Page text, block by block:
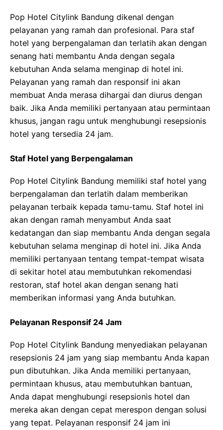
Pop Hotel Citylink Bandung dikenal dengan
pelayanan yang ramah dan profesional. Para staf
hotel yang berpengalaman dan terlatih akan dengan
senang hati membantu Anda dengan segala
kebutuhan Anda selama menginap di hotel ini.
Pelayanan yang ramah dan responsif ini akan
membuat Anda merasa dihargai dan diurus dengan
baik. Jika Anda memiliki pertanyaan atau permintaan
khusus, jangan ragu untuk menghubungi resepsionis
hotel yang tersedia 24 jam.
Staf Hotel yang Berpengalaman
Pop Hotel Citylink Bandung memiliki staf hotel yang
berpengalaman dan terlatih dalam memberikan
pelayanan terbaik kepada tamu-tamu. Staf hotel ini
akan dengan ramah menyambut Anda saat
kedatangan dan siap membantu Anda dengan segala
kebutuhan selama menginap di hotel ini. Jika Anda
memiliki pertanyaan tentang tempat-tempat wisata
di sekitar hotel atau membutuhkan rekomendasi
restoran, staf hotel akan dengan senang hati
memberikan informasi yang Anda butuhkan.
Pelayanan Responsif 24 Jam
Pop Hotel Citylink Bandung menyediakan pelayanan
resepsionis 24 jam yang siap membantu Anda kapan
pun dibutuhkan. Jika Anda memiliki pertanyaan,
permintaan khusus, atau membutuhkan bantuan,
Anda dapat menghubungi resepsionis hotel dan
mereka akan dengan cepat merespon dengan solusi
yang tepat. Pelayanan responsif 24 jam ini